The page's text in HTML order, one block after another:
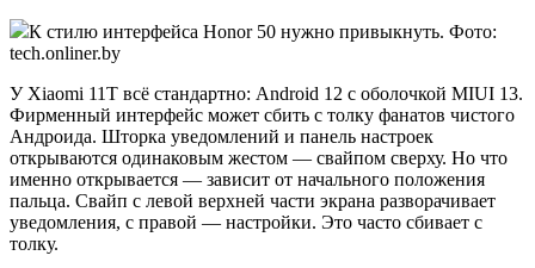
К стилю интерфейса Honor 50 нужно привыкнуть. Фото:
tech.onliner.by
У Xiaomi 11T всё стандартно: Android 12 с оболочкой MIUI 13.
Фирменный интерфейс может сбить с толку фанатов чистого
Андроида. Шторка уведомлений и панель настроек
открываются одинаковым жестом — свайпом сверху. Но что
именно открывается — зависит от начального положения
пальца. Свайп с левой верхней части экрана разворачивает
уведомления, с правой — настройки. Это часто сбивает с
толку.